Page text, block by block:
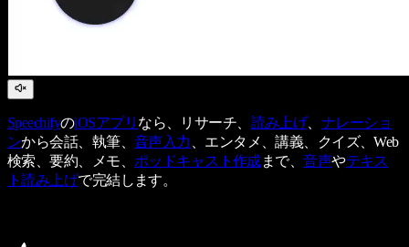
SpeechifyのiOSアプリ なら、リサーチ、 読み上げ、 ナレーショ
ンから会話、執筆、 音声入力
、エンタメ、講義、クイズ、Web
検索、要約、メモ、 ポッドキャスト作成まで、音声やテキス
ト読み上げで完結します。